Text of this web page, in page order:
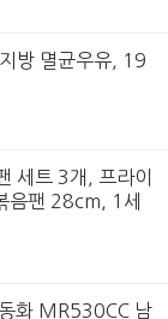
방 멸균우유, 19
세트 3개, 프라이
음팬 28cm, 1세
화 MR530CC 남